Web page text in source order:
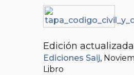
Edición
Ediciones Saij,
Libro